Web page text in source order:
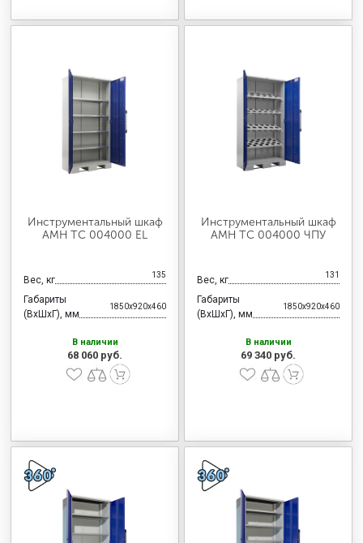
Инструментальный шкаф
AMH TC 004000 EL
Вес, кг 135
Габариты
(ВхШхГ), мм
1850x920x460
В наличии
68 060 руб.
Инструментальный шкаф
AMH TC 004000 ЧПУ
Вес, кг 131
Габариты
(ВхШхГ), мм
1850x920x460
В наличии
69 340 руб.